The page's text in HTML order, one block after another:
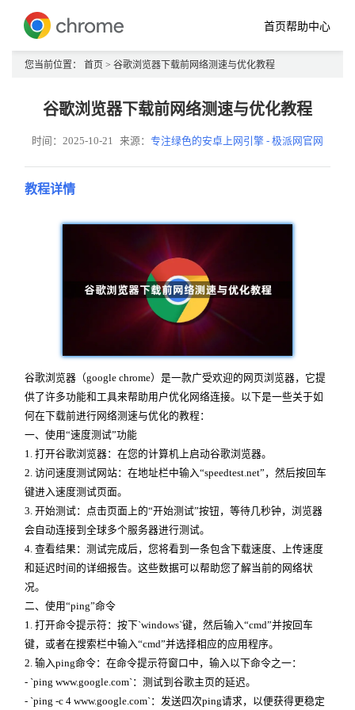
首页帮助中心
您当前位置： 首页 > 谷歌浏览器下载前网络测速与优化教程
谷歌浏览器下载前网络测速与优化教程
时间：2025-10-21 来源：专注绿色的安卓上网引擎 - 极派网官网
教程详情
谷歌浏览器（google chrome）是一款广受欢迎的网页浏览器，它提
供了许多功能和工具来帮助用户优化网络连接。以下是一些关于如
何在下载前进行网络测速与优化的教程：
一、使用“速度测试”功能
1. 打开谷歌浏览器：在您的计算机上启动谷歌浏览器。
2. 访问速度测试网站：在地址栏中输入“speedtest.net”，然后按回车
键进入速度测试页面。
3. 开始测试：点击页面上的“开始测试”按钮，等待几秒钟，浏览器
会自动连接到全球多个服务器进行测试。
4. 查看结果：测试完成后，您将看到一条包含下载速度、上传速度
和延迟时间的详细报告。这些数据可以帮助您了解当前的网络状
况。
二、使用“ping”命令
1. 打开命令提示符：按下`windows`键，然后输入“cmd”并按回车
键，或者在搜索栏中输入“cmd”并选择相应的应用程序。
2. 输入ping命令：在命令提示符窗口中，输入以下命令之一：
- `ping www.google.com`：测试到谷歌主页的延迟。
- `ping -c 4 www.google.com`：发送四次ping请求，以便获得更稳定